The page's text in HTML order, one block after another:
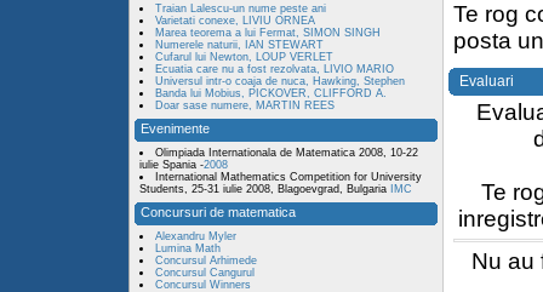
Traian Lalescu-un nume peste ani
Varietati conexe, LIVIU ORNEA
Marea teorema a lui Fermat, SIMON SINGH
Numerele naturii, IAN STEWART
Cufarul lui Newton, LOUP VERLET
Ecuatia care nu a fost rezolvata, LIVIO MARIO
Universul intr-o coaja de nuca, Hawking, Stephen
Banda lui Mobius, PICKOVER, CLIFFORD A.
Doar sase numere, MARTIN REES
Evenimente
Olimpiada Internationala de Matematica 2008, 10-22
iulie Spania -2008
International Mathematics Competition for University
Students, 25-31 iulie 2008, Blagoevgrad, Bulgaria IMC
Concursuri de matematica
Alexandru Myler
Lumina Math
Concursul Arhimede
Concursul Cangurul
Concursul Winners
Te rog
posta
Evaluari
Te
Nu au